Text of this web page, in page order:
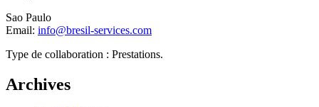
Sao Paulo
Email: info@bresil-services.com
Type de collaboration : Prestations.
Archives